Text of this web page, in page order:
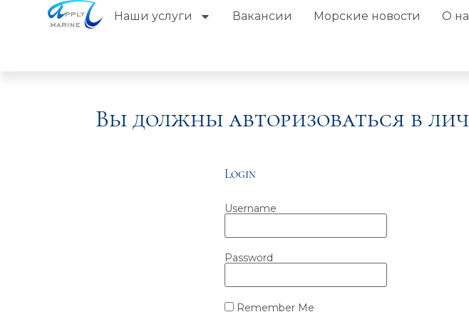
Наши услуги Вакансии Морские новости О
Вы должны авторизоваться в
Login
Username
Password
Remember Me